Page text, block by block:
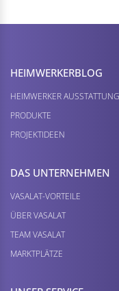
HEIMWERKER­BLOG
HEIMWERKER AUSSTATTUNG
PRODUKTE
PROJEKTIDEEN
DAS UNTERNEHMEN
VASALAT-VORTEILE
ÜBER VASALAT
TEAM VASALAT
MARKTPLÄTZE